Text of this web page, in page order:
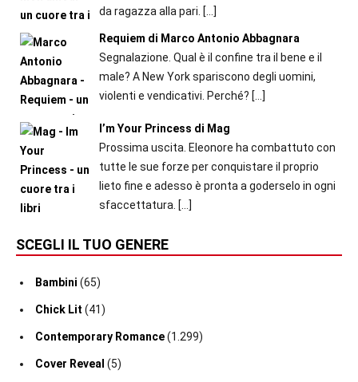
da ragazza alla pari. […]
Requiem di Marco Antonio Abbagnara
Segnalazione. Qual è il confine tra il bene e il
male? A New York spariscono degli uomini,
violenti e vendicativi. Perché? […]
I’m Your Princess di Mag
Prossima uscita. Eleonore ha combattuto con
tutte le sue forze per conquistare il proprio
lieto fine e adesso è pronta a goderselo in ogni
sfaccettatura. […]
SCEGLI IL TUO GENERE
Bambini (65)
Chick Lit (41)
Contemporary Romance(1.299)
Cover Reveal (5)